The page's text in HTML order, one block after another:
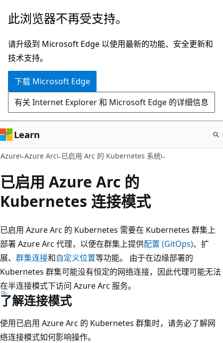
跳
主
要
内
此浏览器不再受支持。
请升级到 Microsoft Edge 以使用最新的功能、安全更新和
技术支持。
下载 Microsoft Edge
有关 Internet Explorer 和 Microsoft Edge 的详细信息
Learn
Azure Azure Arc 已启用 Arc 的 Kubernetes 系统
已启用 Azure Arc 的
Kubernetes 连接模式
已启用 Azure Arc 的 Kubernetes 需要在 Kubernetes 群集上
部署 Azure Arc 代理，以便在群集上提供配置 (GitOps)、扩
展、 群集连接和自定义位置等功能。 由于在边缘部署的
Kubernetes 群集可能没有恒定的网络连接，因此代理可能无法
在半连接模式下访问 Azure Arc 服务。
了解连接模式
使用已启用 Azure Arc 的 Kubernetes 群集时，请务必了解网
络连接模式如何影响操作。